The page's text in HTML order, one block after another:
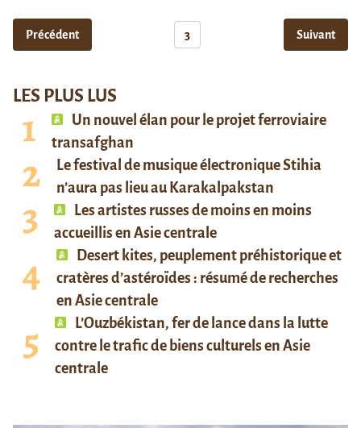
Précédent 3 Suivant
LES PLUS LUS
Un nouvel élan pour le projet ferroviaire
transafghan
Le festival de musique électronique Stihia
n’aura pas lieu au Karakalpakstan
Les artistes russes de moins en moins
accueillis en Asie centrale
Desert kites, peuplement préhistorique et
cratères d’astéroïdes : résumé de recherches
en Asie centrale
L’Ouzbékistan, fer de lance dans la lutte
contre le trafic de biens culturels en Asie
centrale